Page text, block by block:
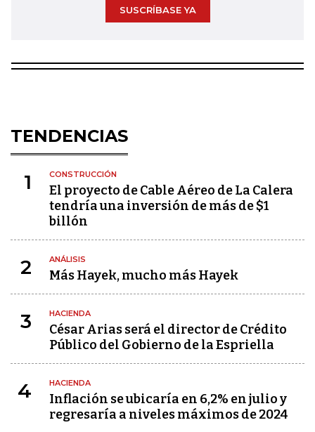
SUSCRÍBASE YA
TENDENCIAS
1 CONSTRUCCIÓN
El proyecto de Cable Aéreo de La Calera
tendría una inversión de más de $1
billón
2 ANÁLISIS
Más Hayek, mucho más Hayek
3 HACIENDA
César Arias será el director de Crédito
Público del Gobierno de la Espriella
4 HACIENDA
Inflación se ubicaría en 6,2% en julio y
regresaría a niveles máximos de 2024